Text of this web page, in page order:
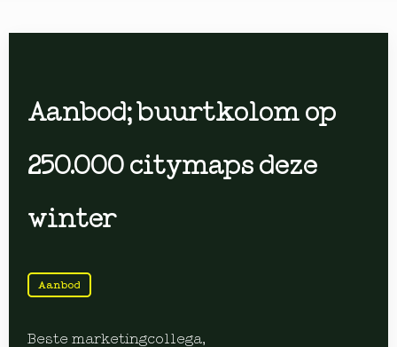
Aanbod; buurtkolom op
250.000 citymaps deze
winter
Aanbod
Beste marketingcollega,